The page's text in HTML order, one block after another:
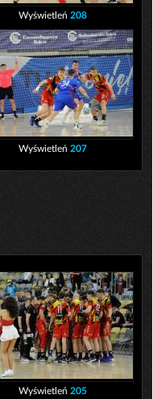
Wyświetleń 208
Wyświetleń 207
Wyświetleń 205